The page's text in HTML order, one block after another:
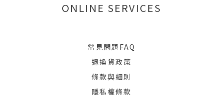
ONLINE SERVICES
常見問題FAQ
退換貨政策
條款與細則
隱私權條款